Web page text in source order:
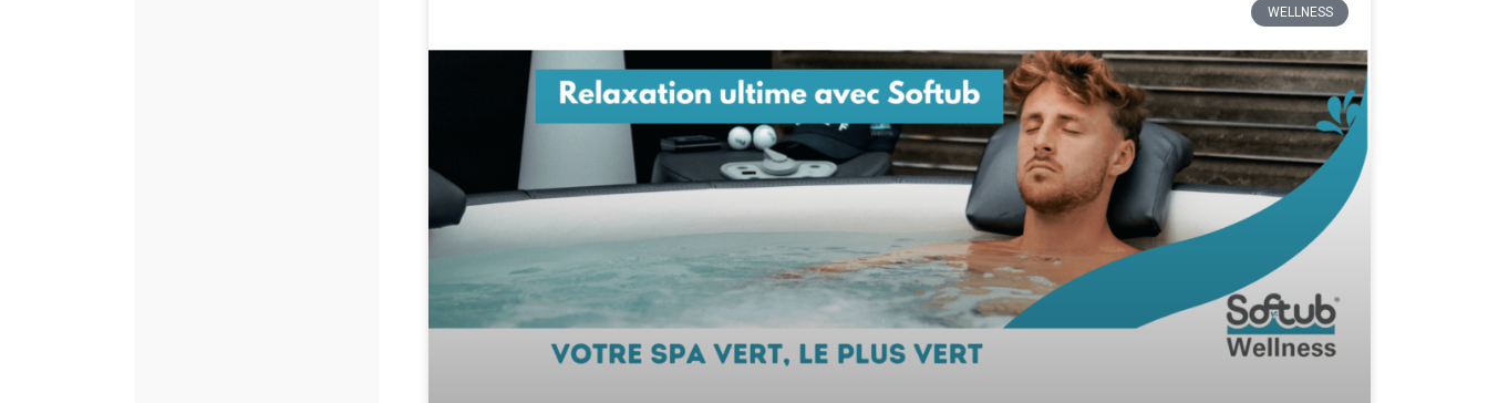
WELLNESS